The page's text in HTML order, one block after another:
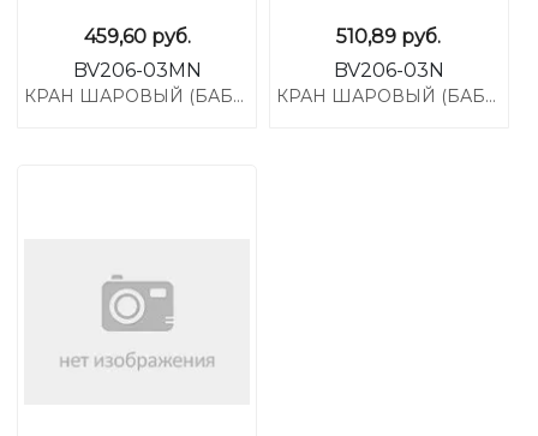
459,60 руб.
BV206-03MN
КРАН ШАРОВЫЙ (БАБОЧКА) ДЛЯ МП ТРУБ ,3/4 НР *20 ЦАНГА
510,89 руб.
BV206-03N
КРАН ШАРОВЫЙ (БАБОЧКА) ДЛЯ МП ТРУБ ,20*20 ЦАНГА